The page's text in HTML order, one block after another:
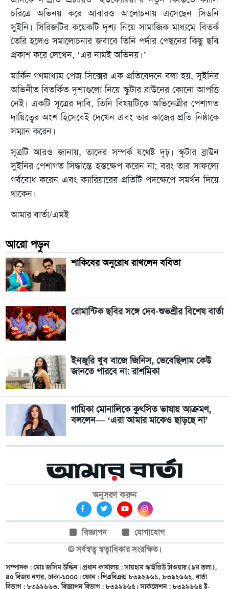
চরিত্রে অভিনয় করে আবারও আলোচনায় এসেছেন সিডনি
সুইনি। সিরিজটির কয়েকটি দৃশ্য নিয়ে সামাজিক মাধ্যমে বিতর্ক
তৈরি হলেও সমালোচনার জবাবে তিনি পর্দার পেছনের কিছু ছবি
প্রকাশ করে লেখেন, ‘এর নামই অভিনয়।’
মার্কিন গণমাধ্যম পেজ সিক্সের এক প্রতিবেদনে বলা হয়, সুইনির
অভিনীত বিতর্কিত দৃশ্যগুলো নিয়ে স্কুটার ব্রাউনের কোনো আপত্তি
নেই। একটি সূত্রের দাবি, তিনি বিষয়টিকে অভিনেত্রীর পেশাগত
দায়িত্বের অংশ হিসেবেই দেখেন এবং তার কাজের প্রতি নিষ্ঠাকে
সম্মান করেন।
সূত্রটি আরও জানায়, তাদের সম্পর্ক যথেষ্ট দৃঢ়। স্কুটার ব্রাউন
সুইনির পেশাগত সিদ্ধান্তে হস্তক্ষেপ করেন না; বরং তার সাফল্যে
গর্ববোধ করেন এবং ক্যারিয়ারের প্রতিটি পদক্ষেপে সমর্থন দিয়ে
থাকেন।
আমার বার্তা/এমই
আরো পড়ুন
শাকিবের অনুরোধ রাখলেন ববিতা
রোমান্টিক ছবির সঙ্গে দেব-শুভশ্রীর বিশেষ বার্তা
ইনজুরি খুব বাজে জিনিস, ভেবেছিলাম কেউ
জানতে পারবে না: রাশমিকা
গায়িকা মোনালিকে কুৎসিত ভাষায় আক্রমণ,
বললেন— ‘এরা আমার মাকেও ছাড়ছে না’
অনুসরণ করুন
বিজ্ঞাপন
যোগাযোগ
© সর্বস্বত্ব স্বত্বাধিকার সংরক্ষিত।
সম্পাদক : মোঃ জসিম উদ্দিন। প্রধান কার্যালয় : সায়হাম স্কাইভিউ টাওয়ার (৯ম তলা),
৪৫ বিজয় নগর, ঢাকা-১০০০। ফোন : পিএবিএক্স ৮৩৯২৬৬১, ৮৩৯২৬৬২, বার্তা